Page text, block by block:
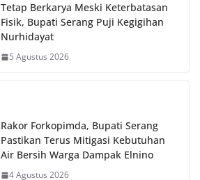
Tetap Berkarya Meski Keterbatasan
Fisik, Bupati Serang Puji Kegigihan
Nurhidayat
5 Agustus 2026
Rakor Forkopimda, Bupati Serang
Pastikan Terus Mitigasi Kebutuhan
Air Bersih Warga Dampak Elnino
4 Agustus 2026